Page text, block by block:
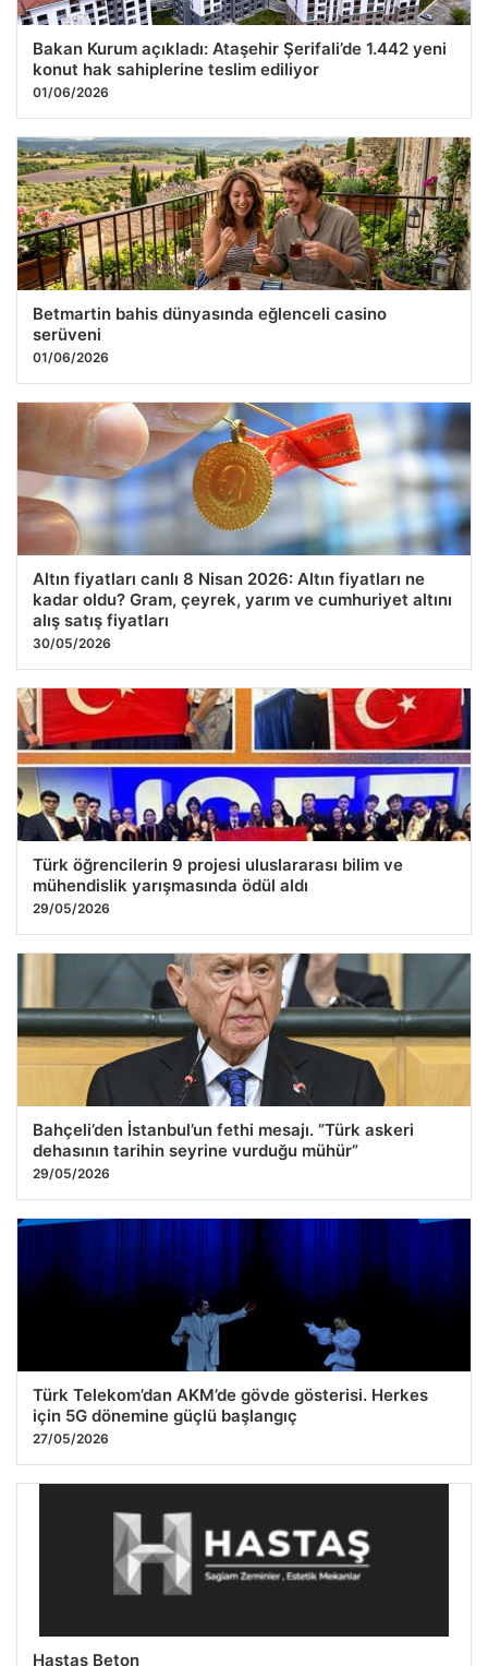
Bakan Kurum açıkladı: Ataşehir Şerifali’de 1.442 yeni
konut hak sahiplerine teslim ediliyor
01/06/2026
Betmartin bahis dünyasında eğlenceli casino
serüveni
01/06/2026
Altın fiyatları canlı 8 Nisan 2026: Altın fiyatları ne
kadar oldu? Gram, çeyrek, yarım ve cumhuriyet altını
alış satış fiyatları
30/05/2026
Türk öğrencilerin 9 projesi uluslararası bilim ve
mühendislik yarışmasında ödül aldı
29/05/2026
Bahçeli’den İstanbul’un fethi mesajı. ”Türk askeri
dehasının tarihin seyrine vurduğu mühür”
29/05/2026
Türk Telekom’dan AKM’de gövde gösterisi. Herkes
için 5G dönemine güçlü başlangıç
27/05/2026
Hastaş Beton